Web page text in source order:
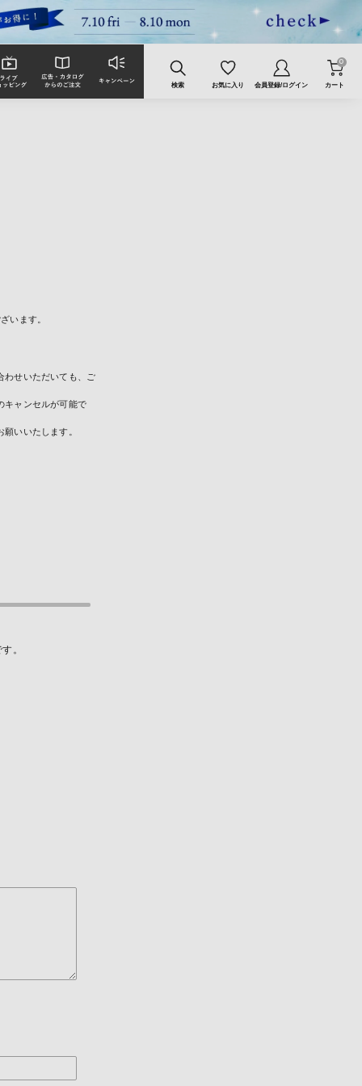
検索 お気に入り 会員登録/ログイン カート
0
います。
わせいただいても、ご
キャンセルが可能で
いいたします。
。